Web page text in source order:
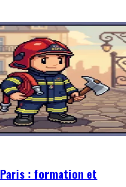
: formation et